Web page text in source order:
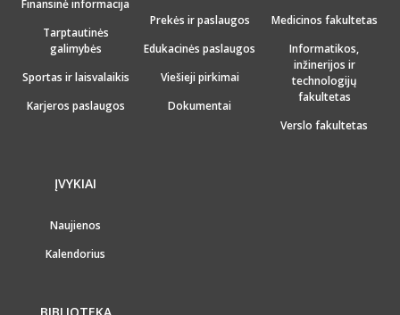
Finansinė informacija
Tarptautinės
galimybės
Sportas ir laisvalaikis
Karjeros paslaugos
Prekės ir paslaugos
Edukacinės paslaugos
Viešieji pirkimai
Dokumentai
Medicinos fakultetas
Informatikos,
inžinerijos ir
technologijų
fakultetas
Verslo fakultetas
ĮVYKIAI
Naujienos
Kalendorius